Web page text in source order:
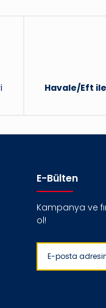
Havale/Eft ile
E-Bülten
Kampanya ve
ol!